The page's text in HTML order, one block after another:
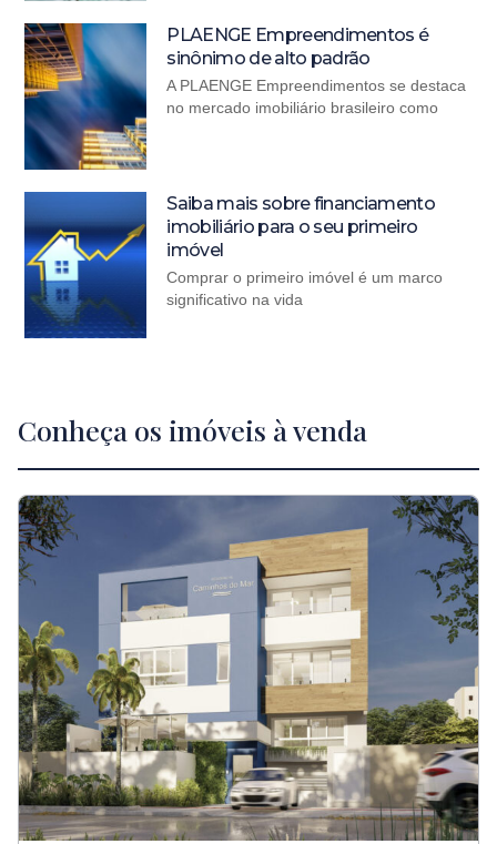
PLAENGE Empreendimentos é
sinônimo de alto padrão
A PLAENGE Empreendimentos se destaca
no mercado imobiliário brasileiro como
Saiba mais sobre financiamento
imobiliário para o seu primeiro
imóvel
Comprar o primeiro imóvel é um marco
significativo na vida
Conheça os imóveis à venda